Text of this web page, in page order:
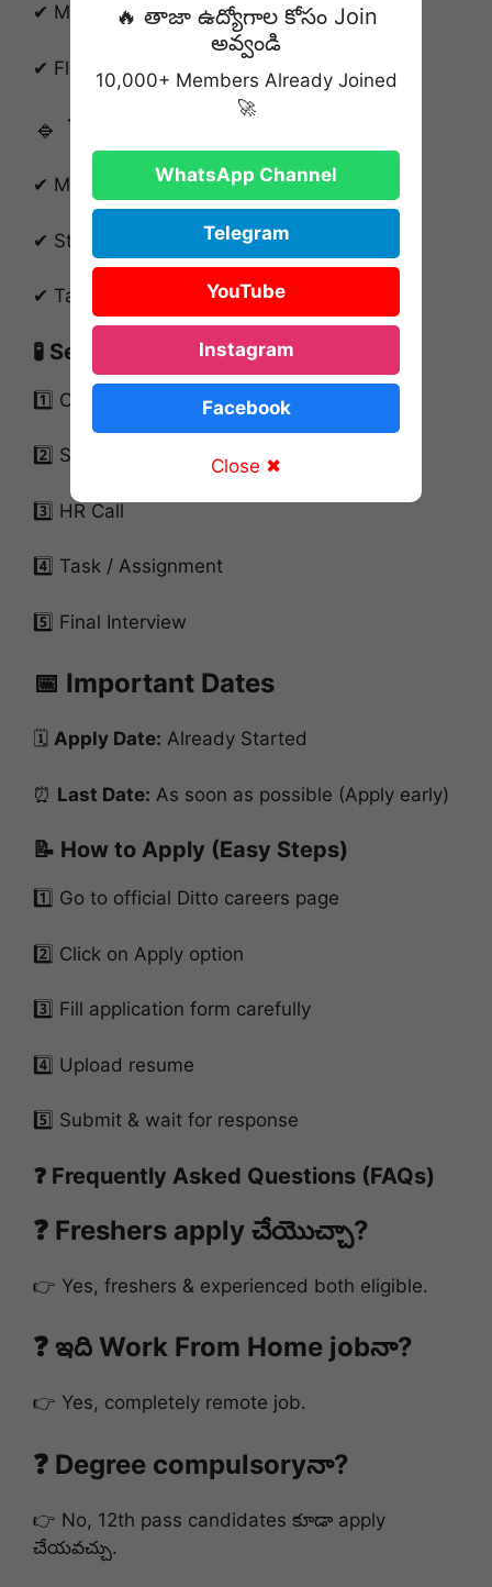
✔ More WhatsApp & chat support
✔ Flexible work approach
🔹 Team Falcon
✔ More calling work
✔ Structured work process
✔ Target oriented role
🧪 Selection Process (Step-by-Step)
1️⃣ Online Application
2️⃣ Short Introduction / Video Resume
3️⃣ HR Call
4️⃣ Task / Assignment
5️⃣ Final Interview
📅 Important Dates
🗓️ Apply Date: Already Started
⏰ Last Date: As soon as possible (Apply early)
📝 How to Apply (Easy Steps)
1️⃣ Go to official Ditto careers page
2️⃣ Click on Apply option
3️⃣ Fill application form carefully
4️⃣ Upload resume
5️⃣ Submit & wait for response
❓ Frequently Asked Questions (FAQs)
❓ Freshers apply చేయొచ్చా?
👉 Yes, freshers & experienced both eligible.
❓ ఇది Work From Home jobనా?
👉 Yes, completely remote job.
❓ Degree compulsoryనా?
👉 No, 12th pass candidates కూడా apply
చేయవచ్చు.
🔥 తాజా ఉద్యోగాల కోసం Join
అవ్వండి
10,000+ Members Already Joined
🚀
WhatsApp Channel
Telegram
YouTube
Instagram
Facebook
Close ✖